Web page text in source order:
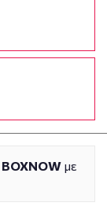
BOXNOW με